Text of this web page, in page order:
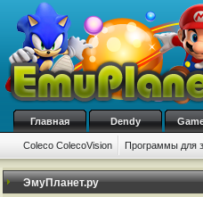
Главная Dendy
Coleco ColecoVision Программы для
ЭмуПланет.ру